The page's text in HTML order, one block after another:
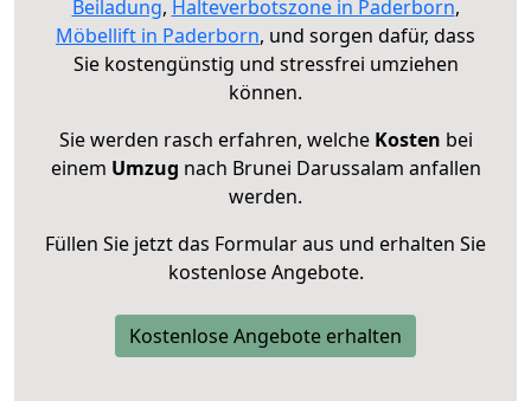
Beiladung, Halteverbotszone in Paderborn,
Möbellift in Paderborn, und sorgen dafür, dass
Sie kostengünstig und stressfrei umziehen
können.
Sie werden rasch erfahren, welche Kosten bei
einem Umzug nach Brunei Darussalam anfallen
werden.
Füllen Sie jetzt das Formular aus und erhalten Sie
kostenlose Angebote.
Kostenlose Angebote erhalten